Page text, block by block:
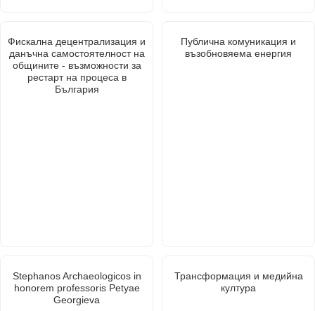
Фискална децентрализация и
данъчна самостоятелност на
общините - възможности за
рестарт на процеса в
България
Публична комуникация и
възобновяема енергия
Stephanos Archaeologicos in
honorem professoris Petyae
Georgieva
Трансформация и медийна
култура